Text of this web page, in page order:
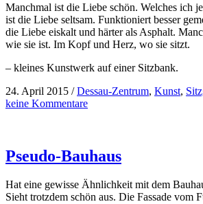
Manchmal ist die Liebe schön. Welches ich
ist die Liebe seltsam. Funktioniert besser
die Liebe eiskalt und härter als Asphalt.
wie sie ist. Im Kopf und Herz, wo sie sitzt.
– kleines Kunstwerk auf einer Sitzbank.
24. April 2015 /Dessau-Zentrum, Kunst,
keine Kommentare
Pseudo-Bauhaus
Hat eine gewisse Ähnlichkeit mit dem
Sieht trotzdem schön aus. Die Fassade vom